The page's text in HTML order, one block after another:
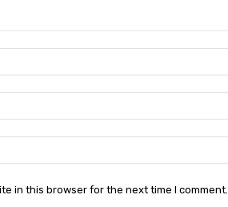
in this browser for the next time I comment.